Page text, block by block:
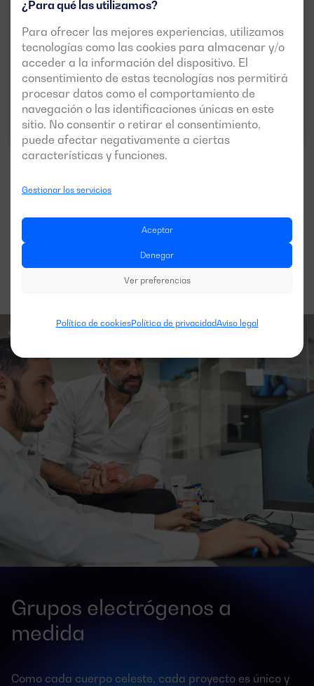
¿Para qué las utilizamos?
Para ofrecer las mejores experiencias, utilizamos
tecnologías como las cookies para almacenar y/o
acceder a la información del dispositivo. El
consentimiento de estas tecnologías nos permitirá
procesar datos como el comportamiento de
navegación o las identificaciones únicas en este
sitio. No consentir o retirar el consentimiento,
puede afectar negativamente a ciertas
características y funciones.
Gestionar los servicios
Aceptar
Denegar
Ver preferencias
Política de cookiesPolítica de privacidadAviso legal
POTENCIA:
ESP:2224 kVA (1779 kW)
TENSIÓN:
400/230V
EMISIONES:
EU Stage 0
Descargar ficha técnica
Grupos electrógenos a
medida
Como cada cuerpo celeste, cada proyecto es único y